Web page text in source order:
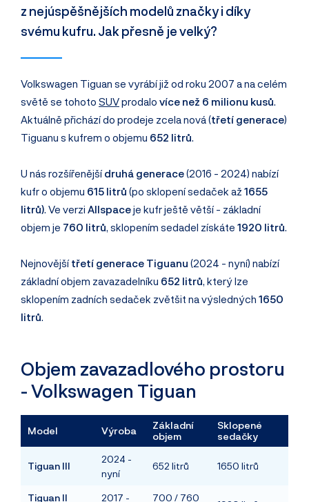
z nejúspěšnějších modelů značky i díky
svému kufru. Jak přesně je velký?
Volkswagen Tiguan se vyrábí již od roku 2007 a na celém
světě se tohoto SUVprodalo více než 6 milionu kusů.
Aktuálně přichází do prodeje zcela nová (třetí generace)
Tiguanu s kufrem o objemu 652 litrů.
U nás rozšířenějšídruhá generace(2016 - 2024) nabízí
kufr o objemu 615 litrů (po sklopení sedaček až 1655
litrů). Ve verzi Allspaceje kufr ještě větší - základní
objem je 760 litrů, sklopením sedadel získáte 1920 litrů.
Nejnovějšítřetí generace Tiguanu (2024 - nyní) nabízí
základní objem zavazadelníku 652 litrů, který lze
sklopením zadních sedaček zvětšit na výsledných 1650
litrů.
Objem zavazadlového prostoru
- Volkswagen Tiguan
Model Výroba
Základní
objem
Sklopené
sedačky
Tiguan III
2024 -
nyní
652 litrů 1650 litrů
Tiguan II
2017 -
700 / 760